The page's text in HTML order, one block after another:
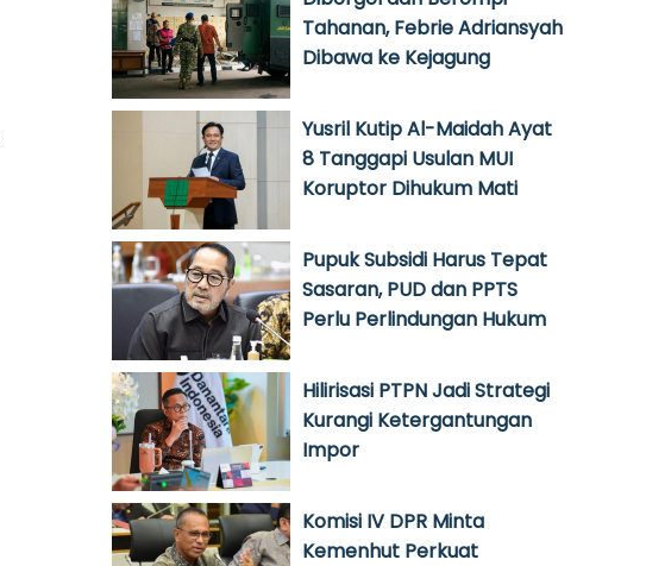
Tahanan, Febrie Adriansyah
Dibawa ke Kejagung
Yusril Kutip Al-Maidah Ayat
8 Tanggapi Usulan MUI
Koruptor Dihukum Mati
Pupuk Subsidi Harus Tepat
Sasaran, PUD dan PPTS
Perlu Perlindungan Hukum
Hilirisasi PTPN Jadi Strategi
Kurangi Ketergantungan
Impor
Komisi IV DPR Minta
Kemenhut Perkuat